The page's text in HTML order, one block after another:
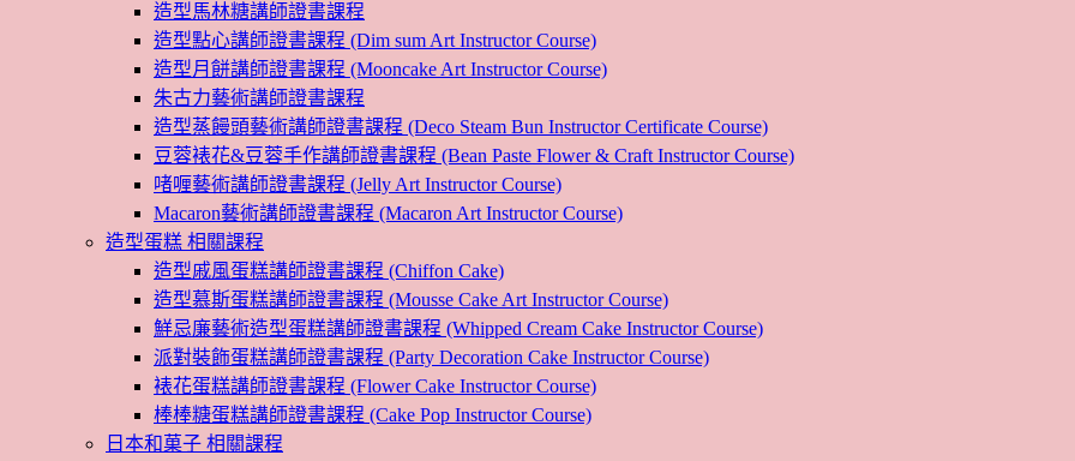
造型馬林糖講師證書課程
造型點心講師證書課程 (Dim sum Art Instructor Course)
造型月餅講師證書課程 (Mooncake Art Instructor Course)
朱古力藝術講師證書課程
造型蒸饅頭藝術講師證書課程 (Deco Steam Bun Instructor Certificate Course)
豆蓉裱花&豆蓉手作講師證書課程 (Bean Paste Flower & Craft Instructor Course)
啫喱藝術講師證書課程 (Jelly Art Instructor Course)
Macaron藝術講師證書課程 (Macaron Art Instructor Course)
造型蛋糕 相關課程
造型戚風蛋糕講師證書課程 (Chiffon Cake)
造型慕斯蛋糕講師證書課程 (Mousse Cake Art Instructor Course)
鮮忌廉藝術造型蛋糕講師證書課程 (Whipped Cream Cake Instructor Course)
派對裝飾蛋糕講師證書課程 (Party Decoration Cake Instructor Course)
裱花蛋糕講師證書課程 (Flower Cake Instructor Course)
棒棒糖蛋糕講師證書課程 (Cake Pop Instructor Course)
日本和菓子 相關課程